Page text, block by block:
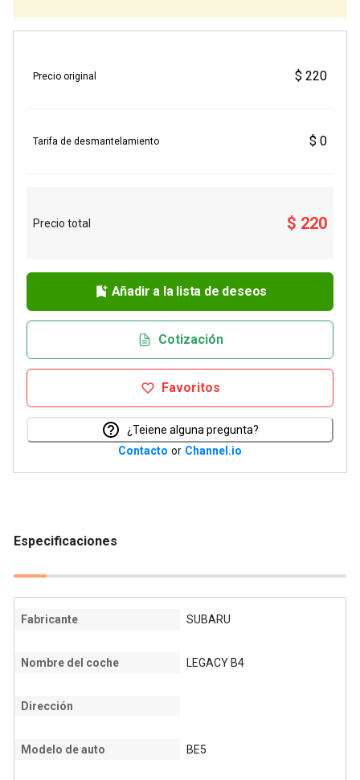
Precio original $ 220
Tarifa de desmantelamiento $ 0
Precio total $ 220
Añadir a la lista de deseos
Cotización
Favoritos
¿Teiene alguna pregunta?
Contacto or Channel.io
Especificaciones
Fabricante SUBARU
Nombre del coche LEGACY B4
Dirección
Modelo de auto BE5